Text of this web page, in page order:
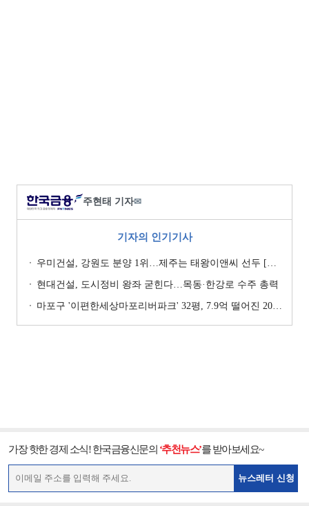
주현태 기자✉
기자의 인기기사
우미건설, 강원도 분양 1위…제주는 태왕이앤씨 선두 [이 지역 분양왕-강원·제주]
현대건설, 도시정비 왕좌 굳힌다…목동·한강로 수주 총력
마포구 '이편한세상마포리버파크' 32평, 7.9억 떨어진 20.4억원에 거래 [일일 하락가]
가장 핫한 경제 소식! 한국금융신문의 ‘추천뉴스’를 받아보세요~
뉴스레터 신청